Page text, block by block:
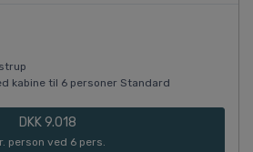
kabine til 6 personer Standard
DKK 9.018
person ved 6 pers.